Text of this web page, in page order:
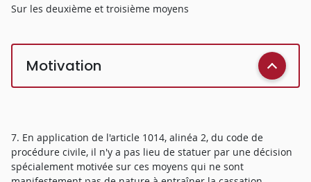
Sur les deuxième et troisième moyens
Motivation
7. En application de l'article 1014, alinéa 2, du code de
procédure civile, il n'y a pas lieu de statuer par une décision
spécialement motivée sur ces moyens qui ne sont